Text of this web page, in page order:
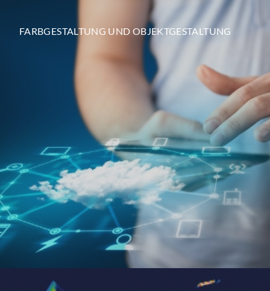
FARBGESTALTUNG UND OBJEKTGESTALTUNG